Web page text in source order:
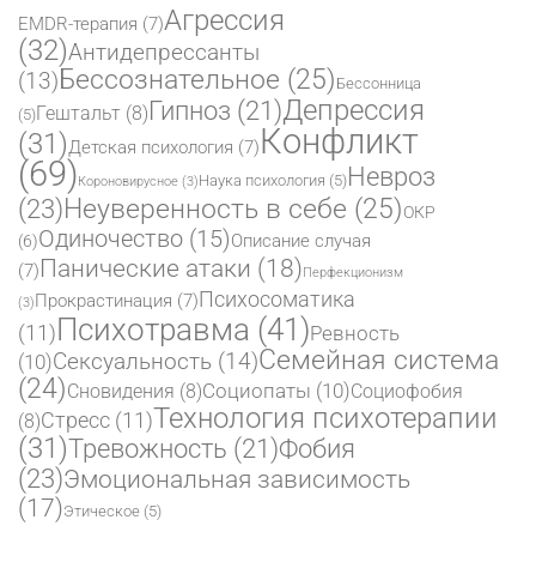
EMDR-терапия (7)Агрессия
(32)Антидепрессанты
(13)Бессознательное (25) Бессонница
(5)Гештальт (8)Гипноз (21)Депрессия
(31)Детская психология (7)Конфликт
(69)Короновирусное (3)Наука психология (5)Невроз
(23)Неуверенность в себе (25)ОКР
(6)Одиночество (15)Описание случая
(7)Панические атаки (18)Перфекционизм
(3)Прокрастинация (7)Психосоматика
(11)Психотравма (41)Ревность
(10)Сексуальность (14)Семейная система
(24)Сновидения (8)Социопаты (10)Социофобия
(8)Стресс (11)Технология психотерапии
(31)Тревожность (21)Фобия
(23)Эмоциональная зависимость
(17)Этическое (5)